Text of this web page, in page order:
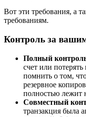
Вот эти требования, а
требованиям.
Контроль за
Полный
счет или
помнить о том,
резервное
полностью лежит
Совместный
транзакция была